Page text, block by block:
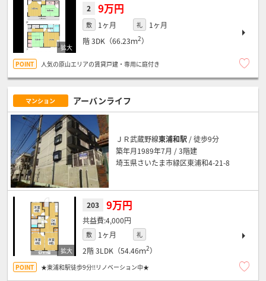
2 9万円
敷 1ヶ月 礼
1ヶ月
階3DK（66.23ｍ2）
人気の原山エリアの賃貸戸建・専用に庭付き
マンション アーバンライフ
ＪＲ武蔵野線東浦和駅 / 徒歩9分
築年月1989年7月 / 3階建
埼玉県さいたま市緑区東浦和4-21-8
203 9万円
4,000円
敷 1ヶ月 礼
2階3LDK（54.46ｍ2）
★東浦和駅徒歩9分!!リノベーション中★